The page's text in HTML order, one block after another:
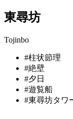
東尋坊
Tojinbo
#柱状節理
#絶壁
#夕日
#遊覧船
#東尋坊タワ